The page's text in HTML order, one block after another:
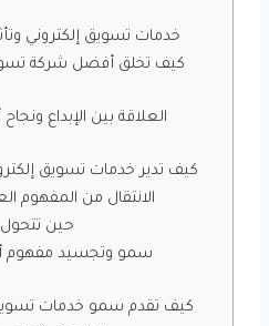
خدمات تسويق إلكتروني
كيف تخلق أفضل شركة
العلاقة بين الإبداع
كيف تدير خدمات تسويق
الانتقال من المفهوم
حين
سمو وتجسيد مفهوم
كيف تقدم سمو خدمات تسويق